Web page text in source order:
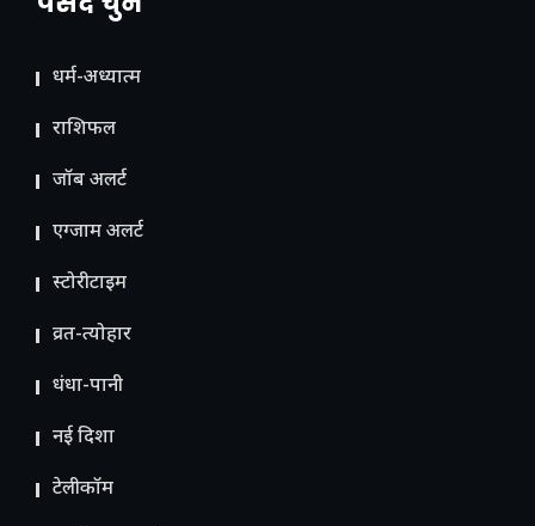
धर्म-अध्यात्म
राशिफल
जॉब अलर्ट
एग्जाम अलर्ट
स्टोरीटाइम
व्रत-त्योहार
धंधा-पानी
नई दिशा
टेलीकॉम